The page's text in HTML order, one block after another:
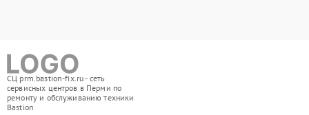
СЦ prm.bastion-fix.ru - сеть
сервисных центров в Перми по
ремонту и обслуживанию техники
Bastion